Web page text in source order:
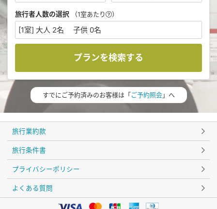
旅行者人数の選択 （1室あたり ）
[1室] 大人 2名 子供 0名
プランを検索する
すでにご予約済みのお客様は「ご予約照会」へ
旅行業約款
旅行条件書
プライバシーポリシー
よくある質問